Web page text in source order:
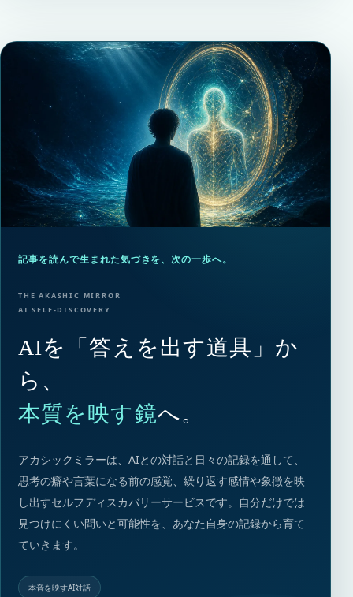
記事を読んで生まれた気づきを、次の一歩へ。
THE AKASHIC MIRROR
AI SELF-DISCOVERY
AIを「答えを出す道具」か
ら、
本質を映す鏡へ。
アカシックミラーは、AIとの対話と日々の記録を通して、
思考の癖や言葉になる前の感覚、繰り返す感情や象徴を映
し出すセルフディスカバリーサービスです。自分だけでは
見つけにくい問いと可能性を、あなた自身の記録から育て
ていきます。
本音を映すAI対話